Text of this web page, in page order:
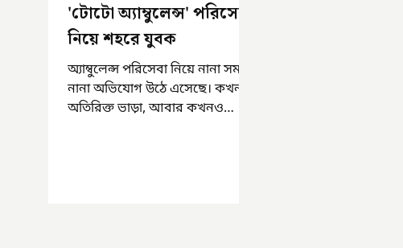
'টোটো অ্যাম্বুলেন্স' পরিসেবা
নিয়ে শহরে যুবক
অ্যাম্বুলেন্স পরিসেবা নিয়ে নানা সময়
নানা অভিযোগ উঠে এসেছে। কখনও
অতিরিক্ত ভাড়া, আবার কখনও